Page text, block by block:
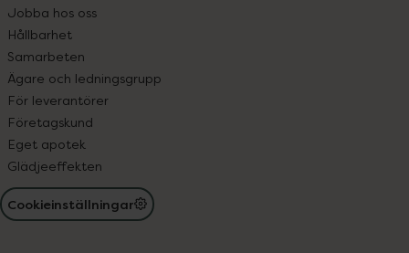
Jobba hos oss
Hållbarhet
Samarbeten
Ägare och ledningsgrupp
För leverantörer
Företagskund
Eget apotek
Glädjeeffekten
Cookieinställningar